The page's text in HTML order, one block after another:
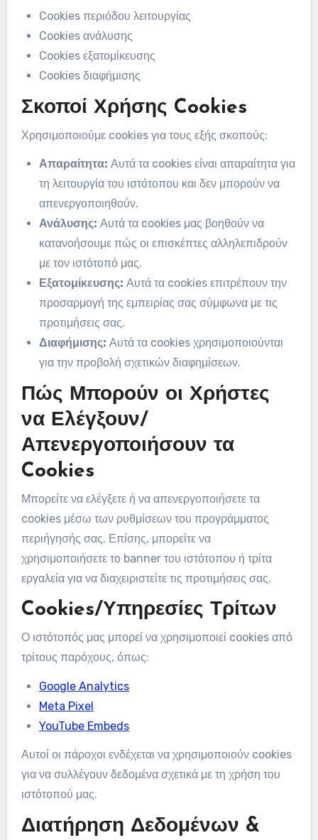
Cookies περιόδου λειτουργίας
Cookies ανάλυσης
Cookies εξατομίκευσης
Cookies διαφήμισης
Σκοποί Χρήσης Cookies
Χρησιμοποιούμε cookies για τους εξής σκοπούς:
Απαραίτητα: Αυτά τα cookies είναι απαραίτητα για
τη λειτουργία του ιστότοπου και δεν μπορούν να
απενεργοποιηθούν.
Ανάλυσης: Αυτά τα cookies μας βοηθούν να
κατανοήσουμε πώς οι επισκέπτες αλληλεπιδρούν
με τον ιστότοπό μας.
Εξατομίκευσης: Αυτά τα cookies επιτρέπουν την
προσαρμογή της εμπειρίας σας σύμφωνα με τις
προτιμήσεις σας.
Διαφήμισης: Αυτά τα cookies χρησιμοποιούνται
για την προβολή σχετικών διαφημίσεων.
Πώς Μπορούν οι Χρήστες
να Ελέγξουν/
Απενεργοποιήσουν τα
Cookies
Μπορείτε να ελέγξετε ή να απενεργοποιήσετε τα
cookies μέσω των ρυθμίσεων του προγράμματος
περιήγησής σας. Επίσης, μπορείτε να
χρησιμοποιήσετε το banner του ιστότοπου ή τρίτα
εργαλεία για να διαχειριστείτε τις προτιμήσεις σας.
Cookies/Υπηρεσίες Τρίτων
Ο ιστότοπός μας μπορεί να χρησιμοποιεί cookies από
τρίτους παρόχους, όπως:
Google Analytics
Meta Pixel
YouTube Embeds
Αυτοί οι πάροχοι ενδέχεται να χρησιμοποιούν cookies
για να συλλέγουν δεδομένα σχετικά με τη χρήση του
ιστότοπού μας.
Διατήρηση Δεδομένων &